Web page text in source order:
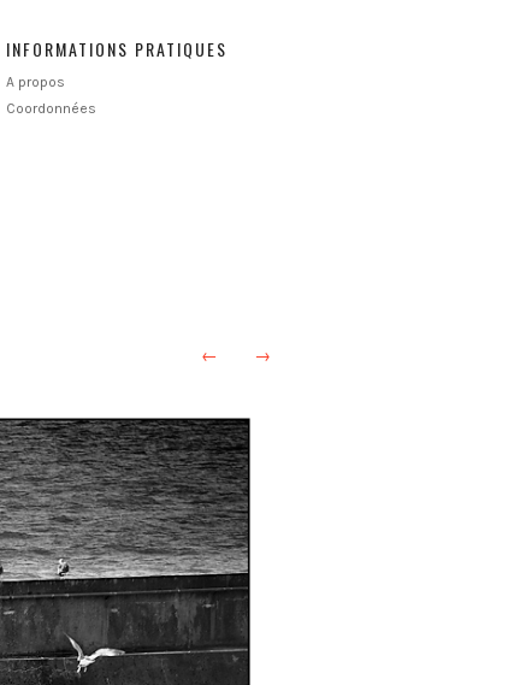
INFORMATIONS PRATIQUES
A propos
Coordonnées
← →